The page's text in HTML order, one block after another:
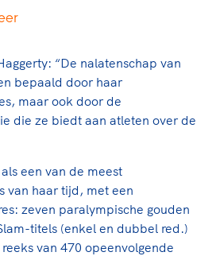
“De nalatenschap van
bepaald door haar
maar ook door de
die ze biedt aan atleten over de
een van de meest
van haar tijd, met een
zeven paralympische gouden
titels (enkel en dubbel red.)
van 470 opeenvolgende